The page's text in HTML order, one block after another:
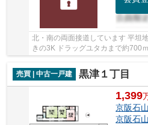
北・南の両面接道しています 平
きの3K ドラッグユタカまで約700ｍ
売買 | 中古一戸建 黒津１丁目
1,399
京阪石
京阪石